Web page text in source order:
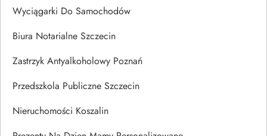
Wyciągarki Do Samochodów
Biura Notarialne Szczecin
Zastrzyk Antyalkoholowy Poznań
Przedszkola Publiczne Szczecin
Nieruchomości Koszalin